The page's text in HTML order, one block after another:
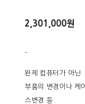
2,301,000원
-
완제 컴퓨터가 아닌
부품의 변경이나 케이
스변경 등